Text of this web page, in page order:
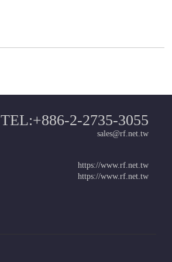
TEL:+886-2-2735-3055
sales@rf.net.tw
https://www.rf.net.tw
https://www.rf.net.tw